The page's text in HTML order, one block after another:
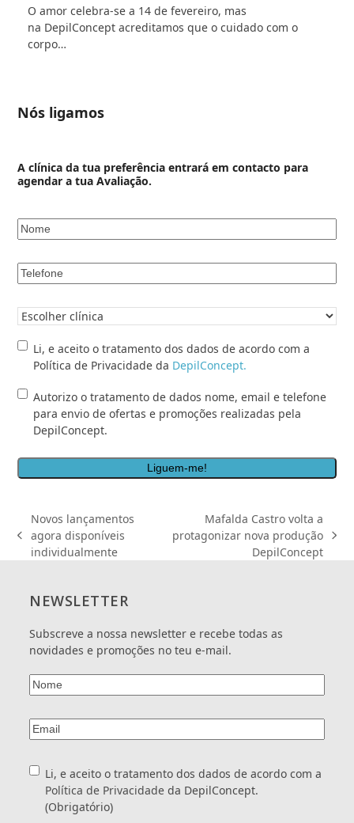
O amor celebra-se a 14 de fevereiro, mas
na DepilConcept acreditamos que o cuidado com o
corpo…
Nós ligamos
A clínica da tua preferência entrará em contacto para
agendar a tua Avaliação.
Nome*
Telefone*
Clínica
Li,
o
tratamento
dos
de
acordo
Política
de-
privacidade/"
</a>*
Li, e aceito o tratamento dos dados de acordo com a
Política de Privacidade da DepilConcept.
Autorizo
tratamento
dados
nome,
telefone
para
ofertas
promoções
realizadas
DepilConcept.
Autorizo o tratamento de dados nome, email e telefone
para envio de ofertas e promoções realizadas pela
DepilConcept.
previous
post:
Novos lançamentos
agora disponíveis
individualmente
next
Mafalda Castro volta a
protagonizar nova produção
DepilConcept
NEWSLETTER
Subscreve a nossa newsletter e recebe todas as
novidades e promoções no teu e-mail.
Nome(Obrigatório)
Email(Obrigatório)
Consentimento(Obrigatório)
Li, e aceito o tratamento dos dados de acordo com a
Política de Privacidade da DepilConcept.
(Obrigatório)